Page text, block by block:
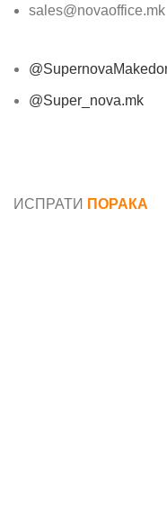
sales@novaoffice.mk
@Super_nova.mk
ИСПРАТИ ПОРАКА